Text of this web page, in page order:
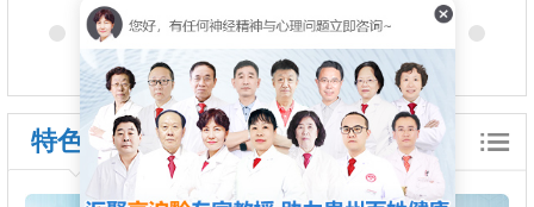
特色诊疗